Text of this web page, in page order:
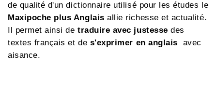
de qualité d'un dictionnaire utilisé pour les études le
Maxipoche plus Anglais allie richesse et actualité.
Il permet ainsi detraduire avec justesse des
textes français et de s'exprimer en anglais avec
aisance.